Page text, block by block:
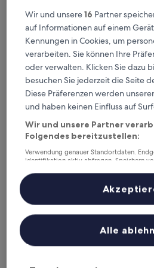
km von Bahnhof Estressin
Gut.
Moodz Hotel— 3-Sterne-Hotel in
entfernt. Gästebewertung: 8,0/10
Empfohlene Unterkünfte
Deine
Bahnhof Estressin
La Pyramide Patrick Henriroux
Wir und unsere16 Partner
auf Informationen auf einem
Kennungen in Cookies, um
verarbeiten. Sie können Ihre
oder verwalten. Klicken Sie dazu
besuchen Sie jederzeit die Seite
Diese Präferenzen werden
und haben keinen Einfluss auf
Wir und unsere Partner
Folgendes bereitzustellen:
Verwendung genauer Standortdaten.
Identifikation aktiv abfragen. Speichern
Inhalte, Messung von Werbeleistung und
Zielgruppenforschung sowie Entwicklung
Liste der Partner (Lieferanten)
Alle